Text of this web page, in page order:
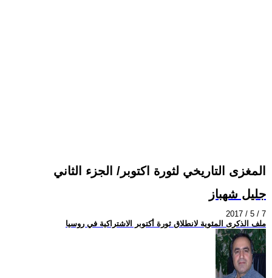
المغزى التاريخي لثورة اكتوبر/ الجزء الثاني
جليل شهباز
2017 / 5 / 7
ملف الذكرى المئوية لانطلاق ثورة أكتوبر الاشتراكية في روسيا